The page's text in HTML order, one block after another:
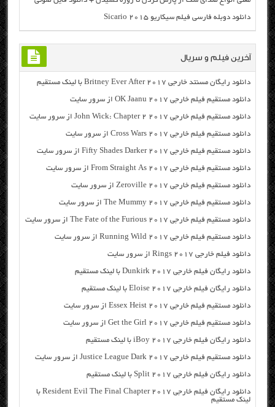
دانلود دوبله فارسی فیلم سیکاریو Sicario 2015
آخرین فیلم و سریال
دانلود رایگان مسنتد خارجی Britney Ever After 2017 با لینک مستقیم
دانلود مستقیم فیلم خارجی OK Jaanu 2017 از سرور سایت
دانلود مستقیم فیلم خارجی John Wick: Chapter 2 2017 از سرور سایت
دانلود مستقیم فیلم خارجی Cross Wars 2017 از سرور سایت
دانلود مستقیم فیلم خارجی Fifty Shades Darker 2017 از سرور سایت
دانلود مستقیم فیلم خارجی From Straight As 2017 از سرور سایت
دانلود مستقیم فیلم خارجی Zeroville 2017 از سرور سایت
دانلود مستقیم فیلم خارجی The Mummy 2017 از سرور سایت
دانلود مستقیم فیلم خارجی The Fate of the Furious 2017 از سرور سایت
دانلود مستقیم فیلم خارجی Running Wild 2017 از سرور سایت
دانلود فیلم خارجی Rings 2017 از سرور سایت
دانلود رایگان فیلم خارجی Dunkirk 2017 با لینک مستقیم
دانلود رایگان فیلم خارجی Eloise 2017 با لینک مستقیم
دانلود مستقیم فیلم خارجی Essex Heist 2017 از سرور سایت
دانلود مستقیم فیلم خارجی Get the Girl 2017 از سرور سایت
دانلود رایگان فیلم خارجی iBoy 2017 با لینک مستقیم
دانلود مستقیم فیلم خارجی Justice League Dark 2017 از سرور سایت
دانلود رایگان فیلم خارجی Split 2017 با لینک مستقیم
دانلود رایگان فیلم خارجی Resident Evil The Final Chapter 2017 با
لینک مستقیم